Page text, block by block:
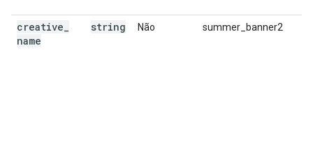
creative
name
string Não summer_banner2